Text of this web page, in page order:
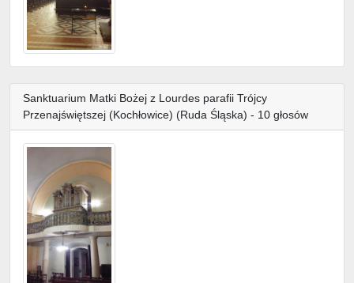
Sanktuarium Matki Bożej z Lourdes parafii Trójcy
Przenajświętszej (Kochłowice) (Ruda Śląska) - 10 głosów